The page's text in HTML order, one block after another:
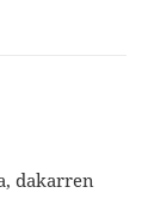
dakarren